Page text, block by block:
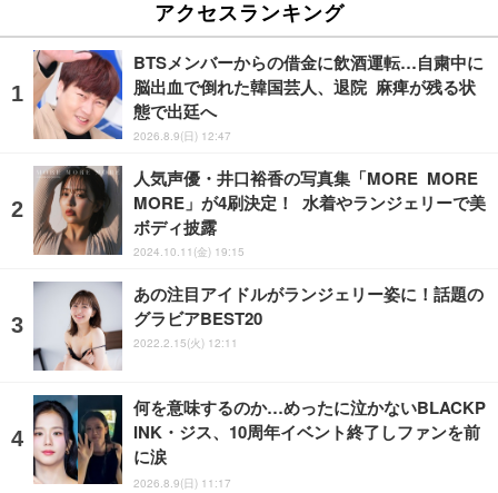
アクセスランキング
BTSメンバーからの借金に飲酒運転…自粛中に
脳出血で倒れた韓国芸人、退院 麻痺が残る状
態で出廷へ
2026.8.9(日) 12:47
人気声優・井口裕香の写真集「MORE MORE
MORE」が4刷決定！ 水着やランジェリーで美
ボディ披露
2024.10.11(金) 19:15
あの注目アイドルがランジェリー姿に！話題の
グラビアBEST20
2022.2.15(火) 12:11
何を意味するのか…めったに泣かないBLACKP
INK・ジス、10周年イベント終了しファンを前
に涙
2026.8.9(日) 11:17